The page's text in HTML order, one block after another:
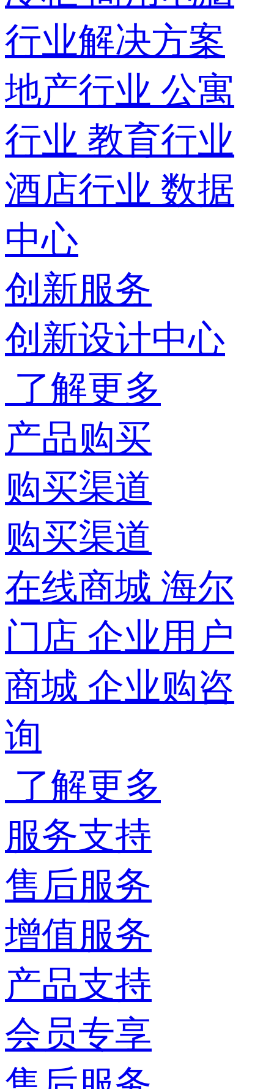
行业解决方案
地产行业 公寓
行业 教育行业
酒店行业 数据
中心
创新服务
创新设计中心
了解更多
产品购买
购买渠道
购买渠道
在线商城 海尔
门店 企业用户
商城 企业购咨
询
了解更多
服务支持
售后服务
增值服务
产品支持
会员专享